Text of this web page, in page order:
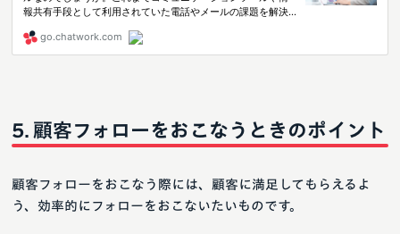
顧客フォローをおこなうときのポイント
顧客フォローをおこなう際には、顧客に満足してもらえるよ
う、効率的にフォローをおこないたいものです。